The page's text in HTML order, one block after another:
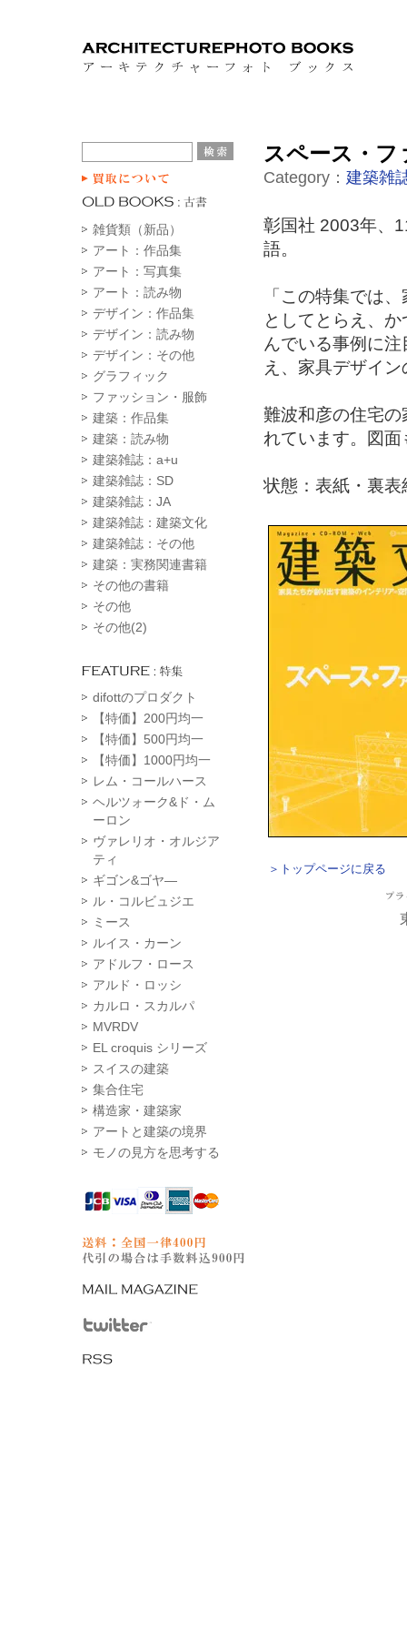
雑貨類（新品）
アート：作品集
アート：写真集
アート：読み物
デザイン：作品集
デザイン：読み物
デザイン：その他
グラフィック
ファッション・服飾
建築：作品集
建築：読み物
建築雑誌：a+u
建築雑誌：SD
建築雑誌：JA
建築雑誌：建築文化
建築雑誌：その他
建築：実務関連書籍
その他の書籍
その他
その他(2)
difottのプロダクト
【特価】200円均一
【特価】500円均一
【特価】1000円均一
レム・コールハース
ヘルツォーク&ド・ム
ーロン
ヴァレリオ・オルジア
ティ
ギゴン&ゴヤ―
ル・コルビュジエ
ミース
ルイス・カーン
アドルフ・ロース
アルド・ロッシ
カルロ・スカルパ
MVRDV
EL croquis シリーズ
スイスの建築
集合住宅
構造家・建築家
アートと建築の境界
モノの見方を思考する
スペース・
Category： 建築雑
彰国社 2003年、
語。
「この特集では
としてとらえ、
んでいる事例に
え、家具デザイ
難波和彦の住宅
れています。図
状態：表紙・裏
＞トップページに戻る